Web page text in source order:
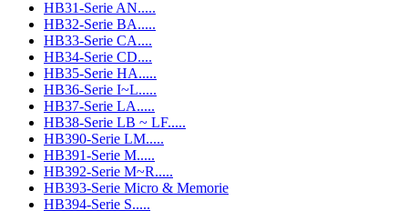
HB31-Serie AN.....
HB32-Serie BA.....
HB33-Serie CA....
HB34-Serie CD....
HB35-Serie HA.....
HB36-Serie I~L.....
HB37-Serie LA.....
HB38-Serie LB ~ LF.....
HB390-Serie LM.....
HB391-Serie M.....
HB392-Serie M~R.....
HB393-Serie Micro & Memorie
HB394-Serie S.....